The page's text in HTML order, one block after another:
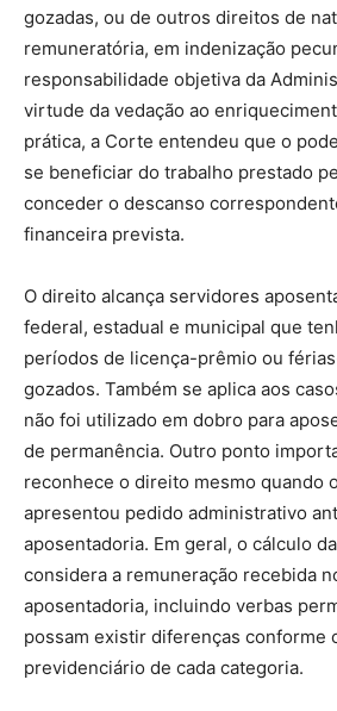
gozadas, ou de outros direitos de
remuneratória, em indenização
responsabilidade objetiva da
virtude da vedação ao
prática, a Corte entendeu que o
se beneficiar do trabalho prestado
conceder o descanso
financeira prevista.
O direito alcança servidores
federal, estadual e municipal que
períodos de licença-prêmio ou
gozados. Também se aplica aos
não foi utilizado em dobro para
de permanência. Outro ponto
reconhece o direito mesmo quando
apresentou pedido administrativo
aposentadoria. Em geral, o cálculo
considera a remuneração recebida
aposentadoria, incluindo verbas
possam existir diferenças conforme
previdenciário de cada categoria.